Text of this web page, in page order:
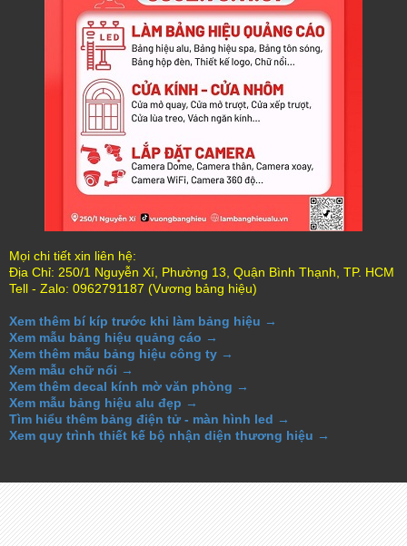
Mọi chi tiết xin liên hệ:
Địa Chỉ: 250/1 Nguyễn Xí, Phường 13, Quận Bình Thạnh, TP. HCM
Tell - Zalo: 0962791187 (Vương bảng hiệu)
Xem thêm bí kíp trước khi làm bảng hiệu →
Xem mẫu bảng hiệu quảng cáo →
Xem thêm mẫu bảng hiệu công ty →
Xem mẫu chữ nổi →
Xem thêm decal kính mờ văn phòng →
Xem mẫu bảng hiệu alu đẹp →
Tìm hiểu thêm bảng điện tử - màn hình led →
Xem quy trình thiết kế bộ nhận diện thương hiệu →